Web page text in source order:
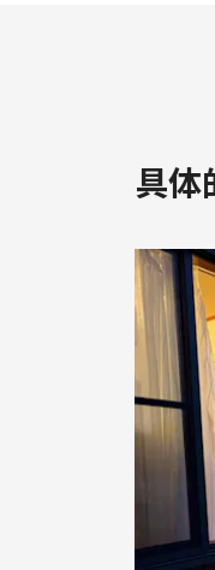
具体